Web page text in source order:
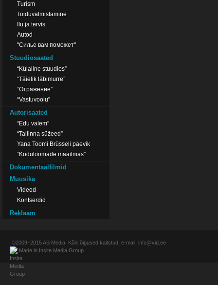
Turism
Toiduvalmistamine
Ilu ja tervis
Autod
"Силье вам поможет"
Stuudiosaated
“Külaline stuudios”
“Täielik läbimurre”
“Отражение”
“Vastuvoolu”
Autorisaated
“Edu valem”
“Tallinna süžeed”
Yana Toomi Brüsseli päevik
“Koduloomade maailmas”
Dokumentaalfilmid
Muusika
Videod
Kontserdid
Reklaam
©2009–2015AB Media . Kõik õigused kaitstud. e-mail: info@vid.ee
Made in Insite Media Group